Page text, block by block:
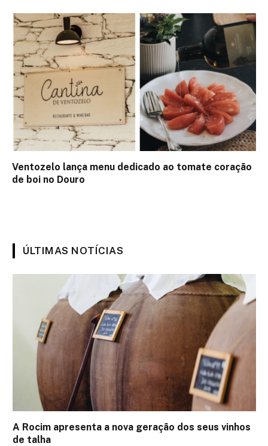
Ventozelo lança menu dedicado ao tomate coração
de boi no Douro
ÚLTIMAS NOTÍCIAS
A Rocim apresenta a nova geração dos seus vinhos
de talha